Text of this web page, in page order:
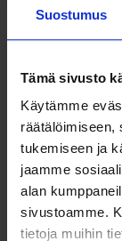
Suostumus
Tämä sivusto
Käytämme
räätälöimiseen,
tukemiseen ja
jaamme
alan
sivustoamme.
tietoja muihin
På Svenska
In English